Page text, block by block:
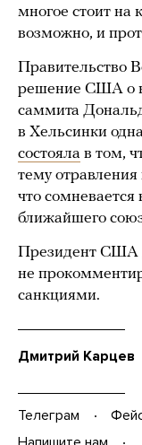
многое стоит на
возможно, и
Правительство
решение США о
саммита
в Хельсинки
состояла в том,
тему
что сомневается
ближайшего
Президент США
не
санкциями.
Дмитрий Карцев
Телеграм